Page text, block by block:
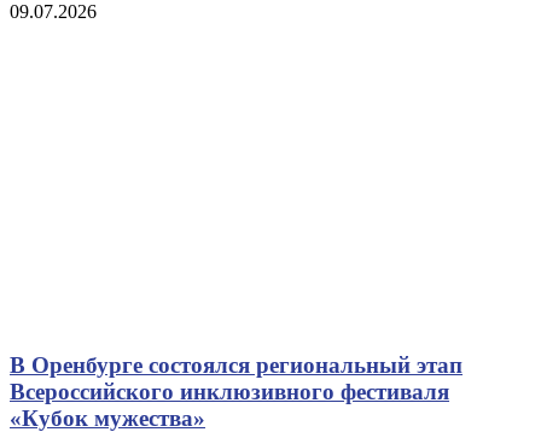
09.07.2026
В Оренбурге состоялся региональный этап
Всероссийского инклюзивного фестиваля
«Кубок мужества»